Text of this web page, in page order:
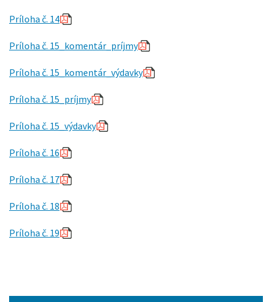
Príloha č. 14
Príloha č. 15_komentár_príjmy
Príloha č. 15_komentár_výdavky
Príloha č. 15_príjmy
Príloha č. 15_výdavky
Príloha č. 16
Príloha č. 17
Príloha č. 18
Príloha č. 19